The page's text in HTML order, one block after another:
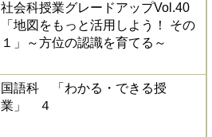
社会科授業グレードアップVol.40
「地図をもっと活用しよう！ その
１」～方位の認識を育てる～
国語科 「わかる・できる授
業」 ４